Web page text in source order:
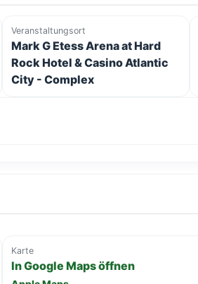
Veranstaltungsort
Mark G Etess Arena at Hard
Rock Hotel & Casino Atlantic
City - Complex
Karte
In Google Maps öffnen